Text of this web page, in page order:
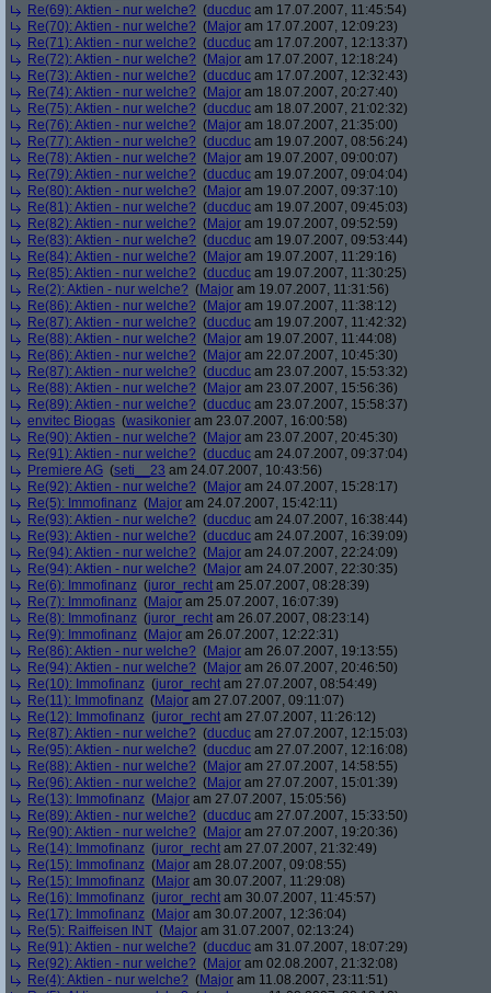
Re(69): Aktien - nur welche? (ducduc am 17.07.2007, 11:45:54)
Re(70): Aktien - nur welche? (Major am 17.07.2007, 12:09:23)
Re(71): Aktien - nur welche? (ducduc am 17.07.2007, 12:13:37)
Re(72): Aktien - nur welche? (Major am 17.07.2007, 12:18:24)
Re(73): Aktien - nur welche? (ducduc am 17.07.2007, 12:32:43)
Re(74): Aktien - nur welche? (Major am 18.07.2007, 20:27:40)
Re(75): Aktien - nur welche? (ducduc am 18.07.2007, 21:02:32)
Re(76): Aktien - nur welche? (Major am 18.07.2007, 21:35:00)
Re(77): Aktien - nur welche? (ducduc am 19.07.2007, 08:56:24)
Re(78): Aktien - nur welche? (Major am 19.07.2007, 09:00:07)
Re(79): Aktien - nur welche? (ducduc am 19.07.2007, 09:04:04)
Re(80): Aktien - nur welche? (Major am 19.07.2007, 09:37:10)
Re(81): Aktien - nur welche? (ducduc am 19.07.2007, 09:45:03)
Re(82): Aktien - nur welche? (Major am 19.07.2007, 09:52:59)
Re(83): Aktien - nur welche? (ducduc am 19.07.2007, 09:53:44)
Re(84): Aktien - nur welche? (Major am 19.07.2007, 11:29:16)
Re(85): Aktien - nur welche? (ducduc am 19.07.2007, 11:30:25)
Re(2): Aktien - nur welche? (Major am 19.07.2007, 11:31:56)
Re(86): Aktien - nur welche? (Major am 19.07.2007, 11:38:12)
Re(87): Aktien - nur welche? (ducduc am 19.07.2007, 11:42:32)
Re(88): Aktien - nur welche? (Major am 19.07.2007, 11:44:08)
Re(86): Aktien - nur welche? (Major am 22.07.2007, 10:45:30)
Re(87): Aktien - nur welche? (ducduc am 23.07.2007, 15:53:32)
Re(88): Aktien - nur welche? (Major am 23.07.2007, 15:56:36)
Re(89): Aktien - nur welche? (ducduc am 23.07.2007, 15:58:37)
envitec Biogas (wasikonier am 23.07.2007, 16:00:58)
Re(90): Aktien - nur welche? (Major am 23.07.2007, 20:45:30)
Re(91): Aktien - nur welche? (ducduc am 24.07.2007, 09:37:04)
Premiere AG (seti__23 am 24.07.2007, 10:43:56)
Re(92): Aktien - nur welche? (Major am 24.07.2007, 15:28:17)
Re(5): Immofinanz (Major am 24.07.2007, 15:42:11)
Re(93): Aktien - nur welche? (ducduc am 24.07.2007, 16:38:44)
Re(93): Aktien - nur welche? (ducduc am 24.07.2007, 16:39:09)
Re(94): Aktien - nur welche? (Major am 24.07.2007, 22:24:09)
Re(94): Aktien - nur welche? (Major am 24.07.2007, 22:30:35)
Re(6): Immofinanz (juror_recht am 25.07.2007, 08:28:39)
Re(7): Immofinanz (Major am 25.07.2007, 16:07:39)
Re(8): Immofinanz (juror_recht am 26.07.2007, 08:23:14)
Re(9): Immofinanz (Major am 26.07.2007, 12:22:31)
Re(86): Aktien - nur welche? (Major am 26.07.2007, 19:13:55)
Re(94): Aktien - nur welche? (Major am 26.07.2007, 20:46:50)
Re(10): Immofinanz (juror_recht am 27.07.2007, 08:54:49)
Re(11): Immofinanz (Major am 27.07.2007, 09:11:07)
Re(12): Immofinanz (juror_recht am 27.07.2007, 11:26:12)
Re(87): Aktien - nur welche? (ducduc am 27.07.2007, 12:15:03)
Re(95): Aktien - nur welche? (ducduc am 27.07.2007, 12:16:08)
Re(88): Aktien - nur welche? (Major am 27.07.2007, 14:58:55)
Re(96): Aktien - nur welche? (Major am 27.07.2007, 15:01:39)
Re(13): Immofinanz (Major am 27.07.2007, 15:05:56)
Re(89): Aktien - nur welche? (ducduc am 27.07.2007, 15:33:50)
Re(90): Aktien - nur welche? (Major am 27.07.2007, 19:20:36)
Re(14): Immofinanz (juror_recht am 27.07.2007, 21:32:49)
Re(15): Immofinanz (Major am 28.07.2007, 09:08:55)
Re(15): Immofinanz (Major am 30.07.2007, 11:29:08)
Re(16): Immofinanz (juror_recht am 30.07.2007, 11:45:57)
Re(17): Immofinanz (Major am 30.07.2007, 12:36:04)
Re(5): Raiffeisen INT (Major am 31.07.2007, 02:13:24)
Re(91): Aktien - nur welche? (ducduc am 31.07.2007, 18:07:29)
Re(92): Aktien - nur welche? (Major am 02.08.2007, 21:32:08)
Re(4): Aktien - nur welche? (Major am 11.08.2007, 23:11:51)